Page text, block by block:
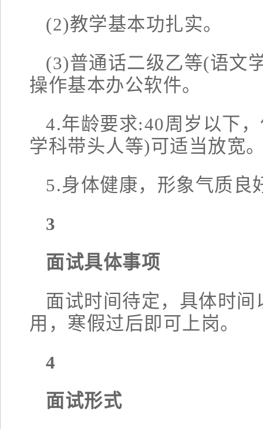
(2)教学基本功扎实。
(3)普通话二级乙等(语文
操作基本办公软件。
4.年龄要求:40周岁以下
学科带头人等)可适当放宽
5.身体健康，形象气质良
3
面试具体事项
面试时间待定，具体时
用，寒假过后即可上岗。
4
面试形式